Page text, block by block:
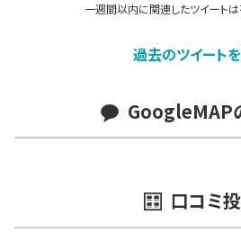
一週間以内に関連したツイート
過去のツイート
GoogleMAP
口コミ